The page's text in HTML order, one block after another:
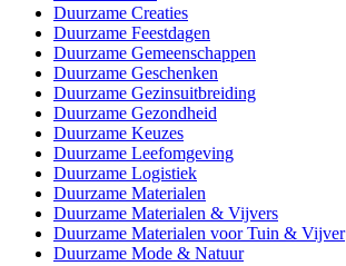
Duurzame Creaties
Duurzame Feestdagen
Duurzame Gemeenschappen
Duurzame Geschenken
Duurzame Gezinsuitbreiding
Duurzame Gezondheid
Duurzame Keuzes
Duurzame Leefomgeving
Duurzame Logistiek
Duurzame Materialen
Duurzame Materialen & Vijvers
Duurzame Materialen voor Tuin & Vijver
Duurzame Mode & Natuur